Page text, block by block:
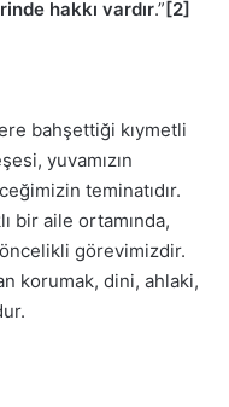
hakkı vardır.”[2]
bahşettiği kıymetli
yuvamızın
teminatıdır.
bir aile ortamında,
görevimizdir.
korumak, dini, ahlaki,